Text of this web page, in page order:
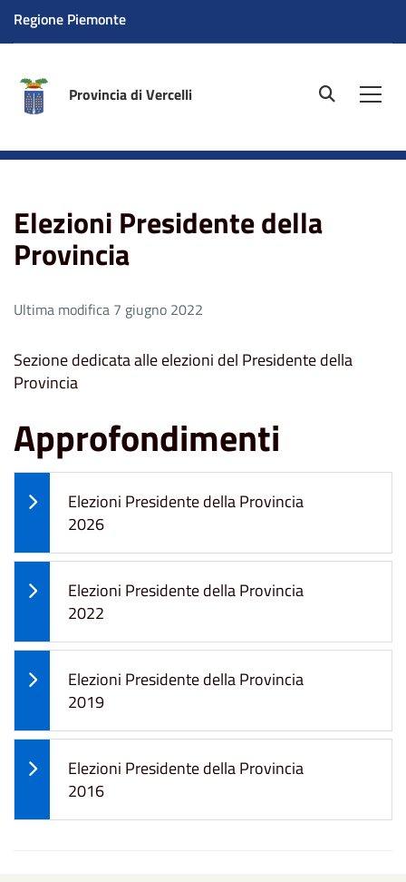
Regione Piemonte
Provincia di Vercelli site.searc
della Provincia
Elezioni Presidente della
Provincia
Ultima modifica 7 giugno 2022
Sezione dedicata alle elezioni del Presidente della
Provincia
Approfondimenti
Elezioni Presidente della Provincia
2026
Elezioni Presidente della Provincia
2022
Elezioni Presidente della Provincia
2019
Elezioni Presidente della Provincia
2016